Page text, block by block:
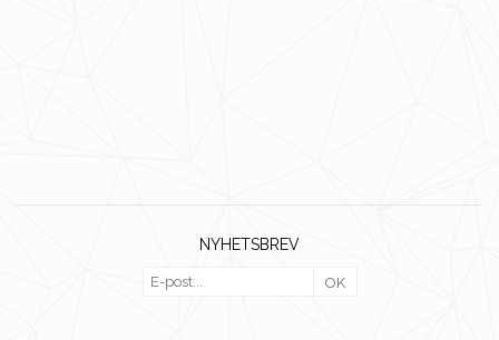
NYHETSBREV
OK